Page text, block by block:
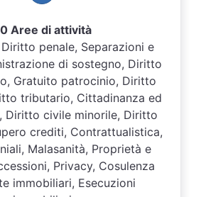
Aree di attività
penale, Separazioni e
di sostegno, Diritto
Gratuito patrocinio, Diritto
tributario, Cittadinanza ed
Diritto civile minorile, Diritto
crediti, Contrattualistica,
Malasanità, Proprietà e
Privacy, Cosulenza
immobiliari, Esecuzioni